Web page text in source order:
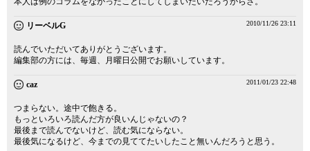
リーベルG 2010/11/26 23:11
読んでいただいてありがとうございます。
編集部の方には、毎週、月曜日公開でお願いしています。
caz 2011/01/23 22:48
つまらない。途中で飽きる。
もっといろいろ読んだ方が良いんじゃないの？
最後まで読んでないけど、読む気にならない。
最後気になるけど、今までの見ててたいしたこと無いんだろうと思う。